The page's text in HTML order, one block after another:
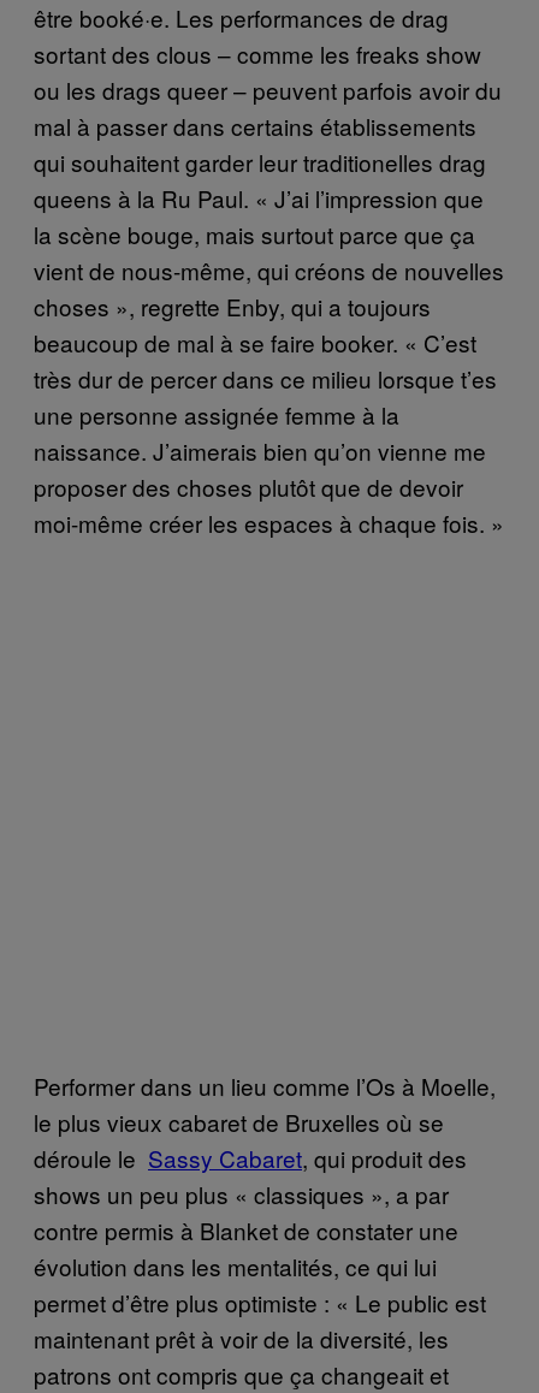
être booké·e. Les performances de drag
sortant des clous – comme les freaks show
ou les drags queer – peuvent parfois avoir du
mal à passer dans certains établissements
qui souhaitent garder leur traditionelles drag
queens à la Ru Paul. « J’ai l’impression que
la scène bouge, mais surtout parce que ça
vient de nous-même, qui créons de nouvelles
choses », regrette Enby, qui a toujours
beaucoup de mal à se faire booker. « C’est
très dur de percer dans ce milieu lorsque t’es
une personne assignée femme à la
naissance. J’aimerais bien qu’on vienne me
proposer des choses plutôt que de devoir
moi-même créer les espaces à chaque fois. »
Performer dans un lieu comme l’Os à Moelle,
le plus vieux cabaret de Bruxelles où se
déroule le Sassy Cabaret, qui produit des
shows un peu plus « classiques », a par
contre permis à Blanket de constater une
évolution dans les mentalités, ce qui lui
permet d’être plus optimiste : « Le public est
maintenant prêt à voir de la diversité, les
patrons ont compris que ça changeait et